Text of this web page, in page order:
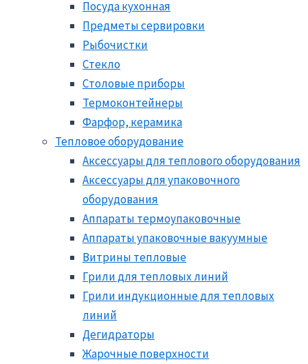
Посуда кухонная
Предметы сервировки
Рыбочистки
Стекло
Столовые приборы
Термоконтейнеры
Фарфор, керамика
Тепловое оборудование
Аксессуары для теплового оборудования
Аксессуары для упаковочного
оборудования
Аппараты термоупаковочные
Аппараты упаковочные вакуумные
Витрины тепловые
Грили для тепловых линий
Грили индукционные для тепловых
линий
Дегидраторы
Жарочные поверхности